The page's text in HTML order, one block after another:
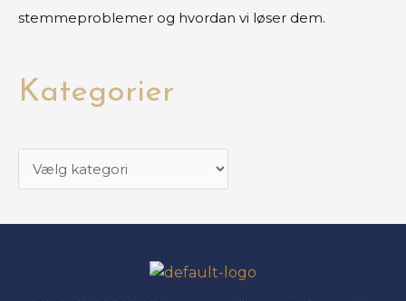
stemmeproblemer og hvordan vi løser dem.
Kategorier